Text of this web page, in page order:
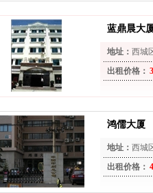
蓝鼎晨大
地址： 西城
出租价格：
鸿儒大厦
地址： 西城
出租价格：